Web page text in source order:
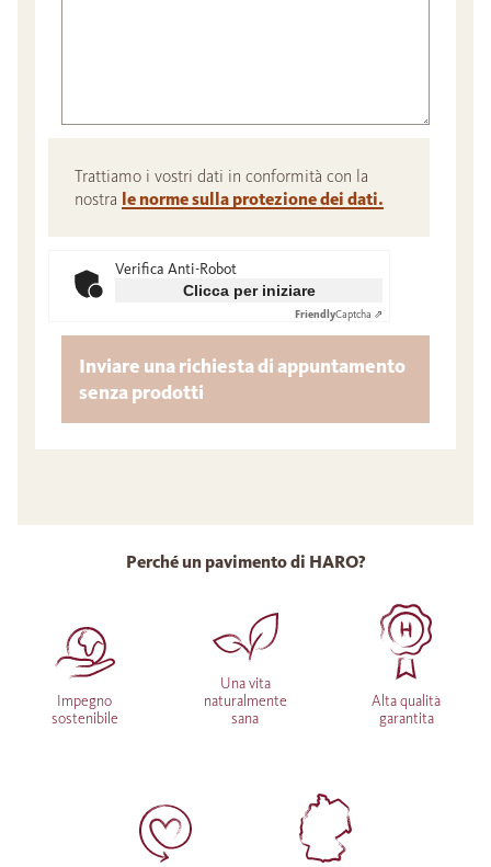
Trattiamo i vostri dati in conformità con la
nostra le norme sulla protezione dei dati.
Verifica Anti-Robot
Clicca per iniziare
FriendlyCaptcha ⇗
Inviare una richiesta di appuntamento
senza prodotti
Perché un pavimento di HARO?
Impegno
sostenibile
Una vita
naturalmente
sana
Alta qualità
garantita